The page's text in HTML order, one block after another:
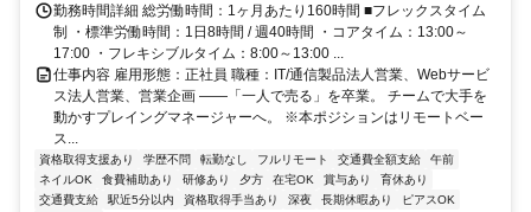
勤務時間詳細 総労働時間：1ヶ月あたり160時間 ■フレックスタイム
制 ・標準労働時間：1日8時間 / 週40時間 ・コアタイム：13:00～
17:00 ・フレキシブルタイム：8:00～13:00 ...
仕事内容 雇用形態：正社員 職種：IT/通信製品法人営業、Webサービ
ス法人営業、営業企画 ――「一人で売る」を卒業。 チームで大手を
動かすプレイングマネージャーへ。 ※本ポジションはリモートベー
ス...
資格取得支援あり 学歴不問 転勤なし フルリモート 交通費全額支給
午前
ネイルOK
食費補助あり 研修あり 夕方 在宅OK 賞与あり
育休あり
交通費支給
駅近5分以内 資格取得手当あり 深夜 長期休暇あり
ピアスOK